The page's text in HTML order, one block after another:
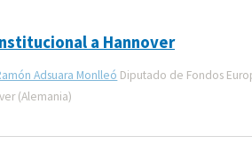
a Hannover
Adsuara Monlleó Diputado de Fondos
(Alemania)